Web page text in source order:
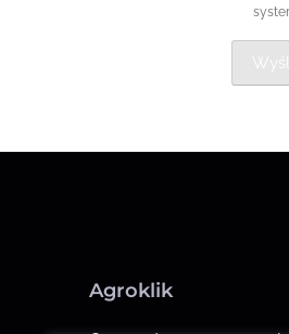
Agroklik